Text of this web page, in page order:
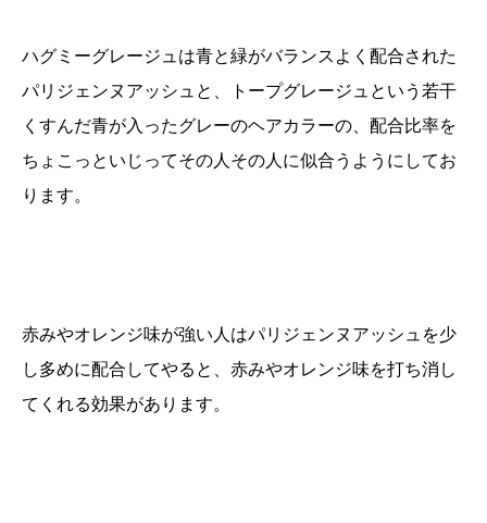
ハグミーグレージュは青と緑がバランスよく配合された
パリジェンヌアッシュと、トープグレージュという若干
くすんだ青が入ったグレーのヘアカラーの、配合比率を
ちょこっといじってその人その人に似合うようにしてお
ります。
赤みやオレンジ味が強い人はパリジェンヌアッシュを少
し多めに配合してやると、赤みやオレンジ味を打ち消し
てくれる効果があります。